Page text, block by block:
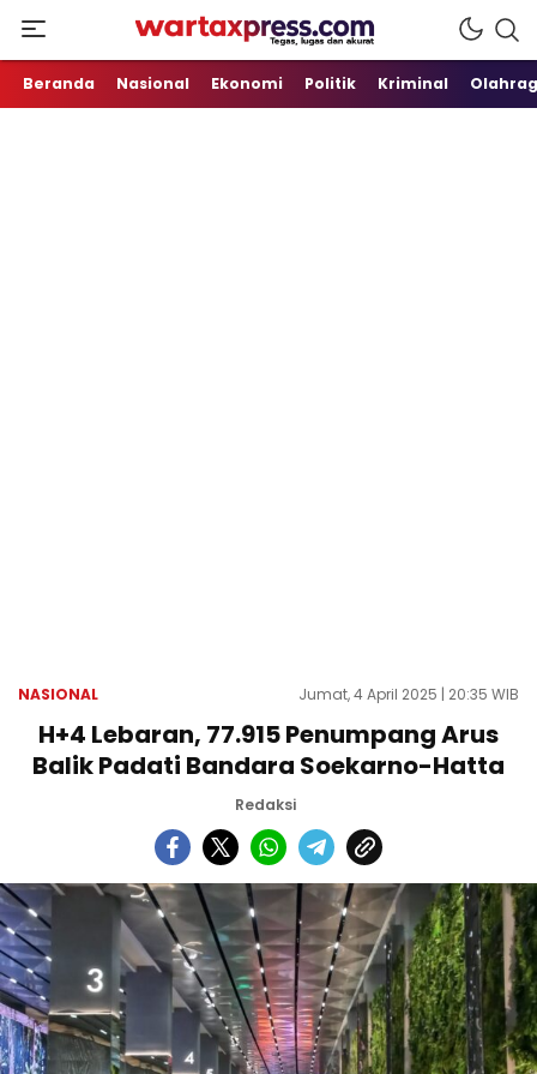
WartaXpress
Tegas, Lugas dan Akurat
Beranda Nasional Ekonomi Politik Kriminal
NASIONAL Jumat, 4 April 2025 | 20:35 WIB
H+4 Lebaran, 77.915 Penumpang Arus
Balik Padati Bandara Soekarno-Hatta
Redaksi